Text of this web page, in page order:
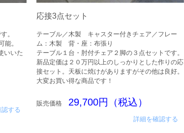
。
能。
いいた
する
応接3点セット
テーブル／木製 キャスター付きチェア／フレー
ム：木製 背・座：布張り
テーブル１台・肘付チェア２脚の３点セットです。
新品定価は２０万円以上のしっかりとした作りの応
接セット。天板に焼けがありますがその他は良好。
大変お買い得な商品です！
販売価格 29,700円（税込）
詳細を確認する